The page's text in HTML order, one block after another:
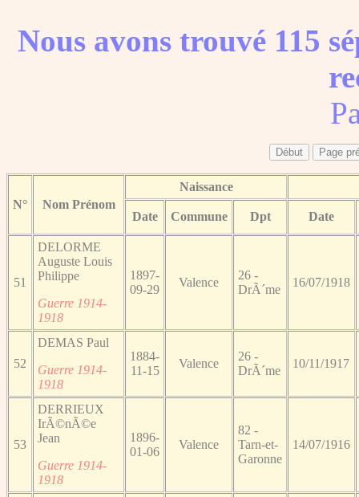
Nous avons trouvé 115
N° Nom Prénom
Naissance
Date Commune Dpt Date
51
DELORME
Auguste Louis
Philippe
Guerre 1914-
1918
1897-
09-29
Valence
26 -
DrÃ´me
16/07/1918
52
DEMAS Paul
Guerre 1914-
1918
1884-
11-15
Valence
26 -
DrÃ´me
10/11/1917
53
DERRIEUX
IrÃ©nÃ©e
Jean
Guerre 1914-
1918
1896-
01-06
Valence
82 -
Tarn-et-
Garonne
14/07/1916